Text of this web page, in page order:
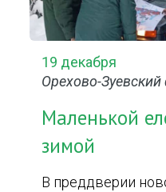
19 декабря
Орехово-
Маленькой
зимой
В преддверии